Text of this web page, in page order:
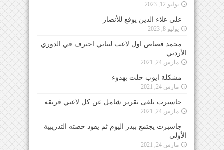
يوليو 12, 2023
علي علاء الدين يوقع للأنصار
يوليو 8, 2023
محمد قصاص اول لاعب لبناني احترف في الدوري
الأردني
مارس 24, 2021
مشكلة ايوب حلت بهدوء
مارس 24, 2021
جاسبرت تلقى تقرير شامل عن كل لاعبي فريقه
مارس 24, 2021
جاسبرت يجتمع ببدر اليوم ثم يقود حصته التدريبية
الأولى
مارس 24, 2021